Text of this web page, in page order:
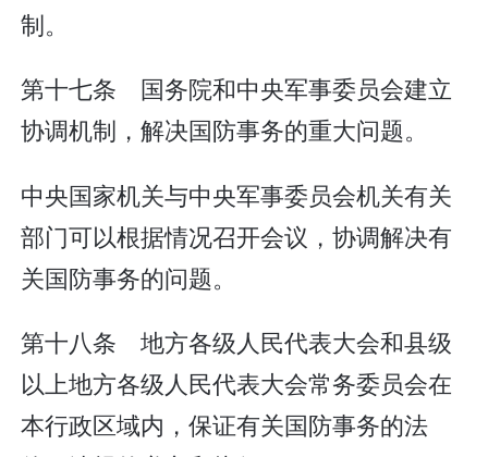
制。
第十七条 国务院和中央军事委员会建立
协调机制，解决国防事务的重大问题。
中央国家机关与中央军事委员会机关有关
部门可以根据情况召开会议，协调解决有
关国防事务的问题。
第十八条 地方各级人民代表大会和县级
以上地方各级人民代表大会常务委员会在
本行政区域内，保证有关国防事务的法